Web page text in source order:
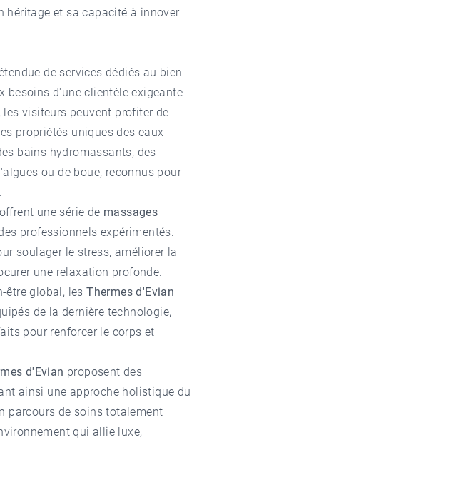
héritage et sa capacité à innover
de services dédiés au bien-
besoins d'une clientèle exigeante
visiteurs peuvent profiter de
propriétés uniques des eaux
bains hydromassants, des
ou de boue, reconnus pour
une série de massages
professionnels expérimentés.
soulager le stress, améliorer la
une relaxation profonde.
être global, lesThermes d'Evian
de la dernière technologie,
pour renforcer le corps et
d'Evian proposent des
ainsi une approche holistique du
parcours de soins totalement
qui allie luxe,